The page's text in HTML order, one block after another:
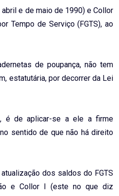
e de maio de 1990) e Collor
Tempo de Serviço (FGTS), ao
de poupança, não tem
estatutária, por decorrer da Lei
é de aplicar-se a ele a firme
sentido de que não há direito
dos saldos do FGTS
e Collor I (este no que diz